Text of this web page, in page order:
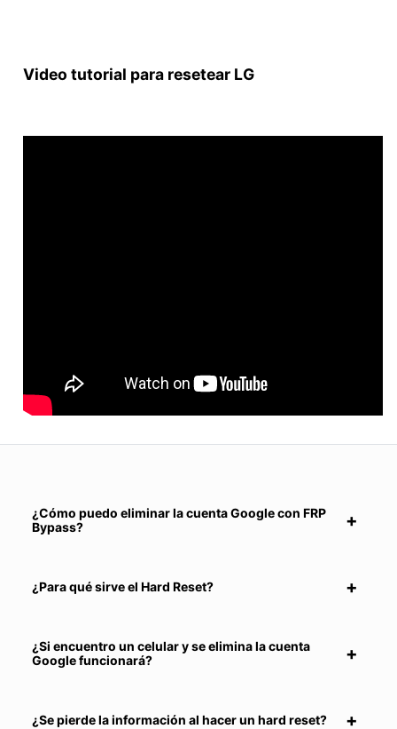
Video tutorial para resetear LG
¿Cómo puedo eliminar la cuenta Google con FRP
Bypass?
¿Para qué sirve el Hard Reset?
¿Si encuentro un celular y se elimina la cuenta
Google funcionará?
¿Se pierde la información al hacer un hard reset?